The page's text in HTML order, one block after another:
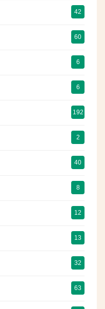
42
60
6
6
192
2
40
8
12
13
32
63